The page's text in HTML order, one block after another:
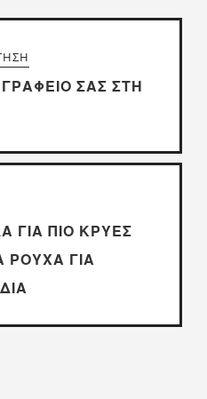
ΣΑΣ ΣΤΗ
ΓΙΑ ΠΙΟ ΚΡΎΕΣ
ΡΟΎΧΑ ΓΙΑ